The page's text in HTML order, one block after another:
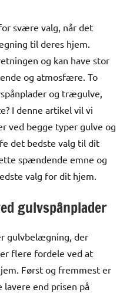
svære valg, når det
til deres hjem.
og kan have stor
og atmosfære. To
og trægulve,
I denne artikel vil vi
ved begge typer gulve og
det bedste valg til dit
spændende emne og
valg for dit hjem.
gulvspånplader
gulvbelægning, der
flere fordele ved at
Først og fremmest er
lavere end prisen på